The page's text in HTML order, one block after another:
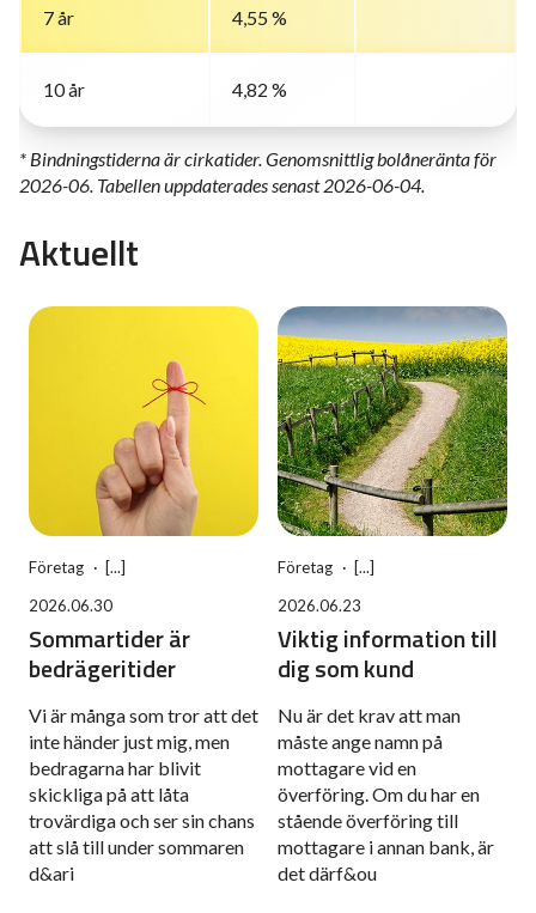
7 år 4,55 %
10 år 4,82 %
* Bindningstiderna är cirkatider. Genomsnittlig bolåneränta för
2026-06. Tabellen uppdaterades senast 2026-06-04.
Aktuellt
Företag
2026.06.30
Sommartider är
bedrägeritider
Vi är många som tror att det
inte händer just mig, men
bedragarna har blivit
skickliga på att låta
trovärdiga och ser sin chans
att slå till under sommaren
d&ari
Företag
2026.06.23
Viktig information till
dig som kund
Nu är det krav att man
måste ange namn på
mottagare vid en
överföring. Om du har en
stående överföring till
mottagare i annan bank, är
det därf&ou